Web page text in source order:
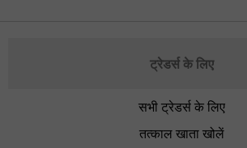
ट्रेडर्स के लिए
सभी ट्रेडर्स के लिए
तत्काल खाता खोलें